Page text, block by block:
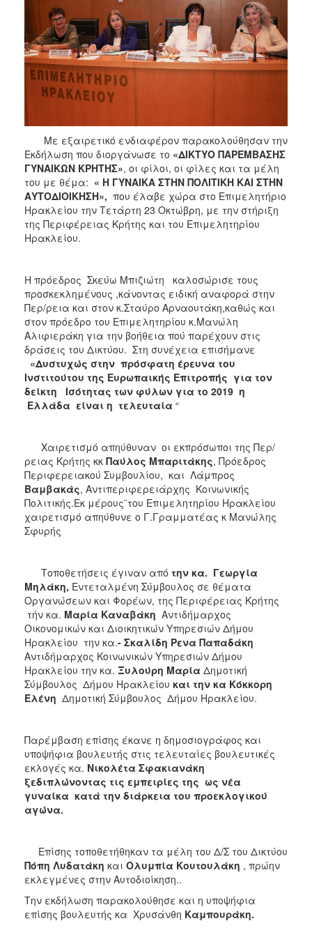
2017
2016
2015
2013
2012
2010
2006
ΔΗΜΟΤΗΣ
ΗΡΑΚΛΕΙΟ
Με εξαιρετικό ενδιαφέρον παρακολούθησαν την
Εκδήλωση που διοργάνωσε το «ΔΙΚΤΥΟ ΠΑΡΕΜΒΑΣΗΣ
ΓΥΝΑΙΚΩΝ ΚΡΗΤΗΣ», οι φίλοι, οι φίλες και τα μέλη
του με θέμα: « Η ΓΥΝΑΙΚΑ ΣΤΗΝ ΠΟΛΙΤΙΚΗ ΚΑΙ ΣΤΗΝ
ΑΥΤΟΔΙΟΙΚΗΣΗ», που έλαβε χώρα στο Επιμελητήριο
Ηρακλείου την Τετάρτη 23 Οκτώβρη, με την στήριξη
της Περιφέρειας Κρήτης και του Επιμελητηρίου
Ηρακλείου.
H πρόεδρος Σκεύω Μπιζιώτη καλοσώρισε τους
προσκεκλημένους ,κάνοντας ειδική αναφορά στην
Περ/ρεια και στον κ.Σταύρο Αρναουτάκη,καθώς και
στον πρόεδρο του Επιμελητηρίου κ.Μανώλη
Αλιφιεράκη για την βοήθεια πού παρέχουν στις
δράσεις του Δικτύου. Στη συνέχεια επισήμανε
«Δυστυχώς στην πρόσφατη έρευνα του
Ινστιτούτου της Ευρωπαικής Επιτροπής για τον
δείκτη Ισότητας των φύλων για το 2019 η
Ελλάδα είναι η τελευταία “
Χαιρετισμό απηύθυναν οι εκπρόσωποι της Περ/
ρειας Κρήτης κκ Παύλος Μπαριτάκης, Πρόεδρος
Περιφερειακού Συμβουλίου, και Λάμπρος
Βαμβακάς, Αντιπεριφερειάρχης Κοινωνικής
Πολιτικής.Εκ μέρους¨του Επιμελητηρίου Ηρακλείου
χαιρετισμό απηύθυνε ο Γ.Γραμματέας κ Μανώλης
Σφυρής
Τοποθετήσεις έγιναν από την κα. Γεωργία
Μηλάκη, Εντεταλμένη Σύμβουλος σε θέματα
Οργανώσεων και Φορέων, της Περιφέρειας Κρήτης
τήν κα. Μαρία Καναβάκη Αντιδήμαρχος
Οικονομικών και Διοικητικών Υπηρεσιών Δήμου
Ηρακλείου την κα.- Σκαλίδη Ρενα Παπαδάκη
Αντιδήμαρχος Κοινωνικών Υπηρεσιών Δήμου
Ηρακλείου την κα. Ξυλούρη Μαρία Δημοτική
Σύμβουλος Δήμου Ηρακλείου και την κα Κόκκορη
Ελένη Δημοτική Σύμβουλος Δήμου Ηρακλείου.
Παρέμβαση επίσης έκανε η δημοσιογράφος και
υποψήφια βουλευτής στις τελευταίες βουλευτικές
εκλογές κα. Νικολέτα Σφακιανάκη
ξεδιπλώνοντας τις εμπειρίες της ως νέα
γυναίκα κατά την διάρκεια του προεκλογικού
αγώνα.
Επίσης τοποθετήθηκαν τα μέλη του Δ/Σ του Δικτύου
Πόπη Λυδατάκη και Ολυμπία Κουτουλάκη , πρώην
εκλεγμένες στην Αυτοδιοίκηση..
Tην εκδήλωση παρακολούθησε και η υποψήφια
επίσης βουλευτής κα Χρυσάνθη Καμπουράκη.